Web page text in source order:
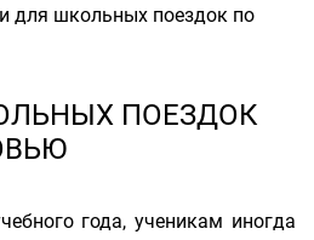
для школьных поездок по
ПОЕЗДОК
года, ученикам иногда